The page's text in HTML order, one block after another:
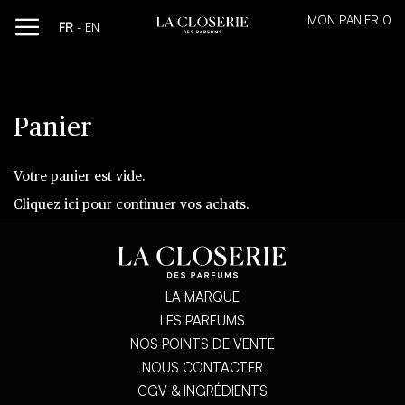
MON PANIER 0
Allez
FR - EN
Panier
Votre panier est vide.
Cliquez ici pour continuer vos achats.
LA MARQUE
LES PARFUMS
NOS POINTS DE VENTE
NOUS CONTACTER
CGV & INGRÉDIENTS